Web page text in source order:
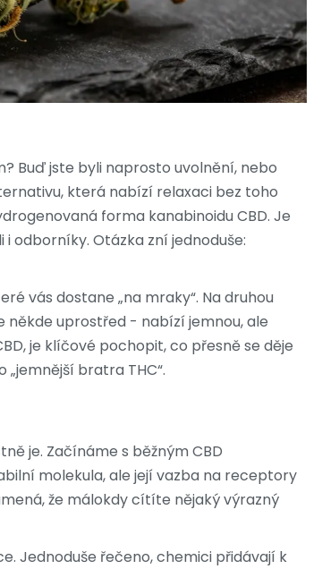
Buď jste byli naprosto uvolnění, nebo
která nabízí relaxaci bez toho
forma kanabinoidu CBD. Je
odborníky. Otázka zní jednoduše:
vás dostane „na mraky“. Na druhou
někde uprostřed - nabízí jemnou, ale
, je klíčové pochopit, co přesně se děje
bratra THC“.
je. Začínáme s běžným CBD
molekula, ale její vazba na receptory
že málokdy cítíte nějaký výrazný
Jednoduše řečeno, chemici přidávají k